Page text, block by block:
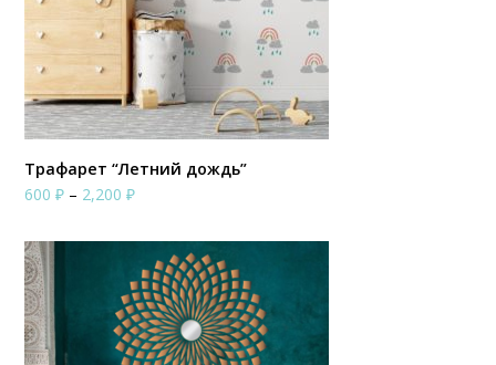
Трафарет “Летний дождь”
600₽ – 2,200₽Диапазон
600 ₽
–
2,200 ₽